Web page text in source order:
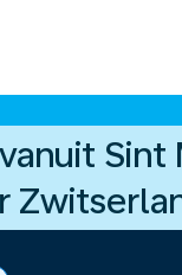
Sint